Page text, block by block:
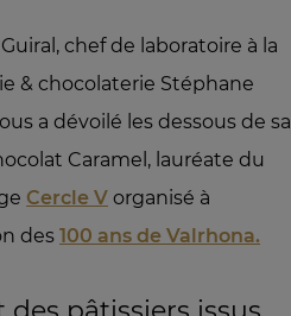
chef de laboratoire à la
& chocolaterie Stéphane
a dévoilé les dessous de sa
Caramel, lauréate du
Cercle V organisé à
des 100 ans de Valrhona.